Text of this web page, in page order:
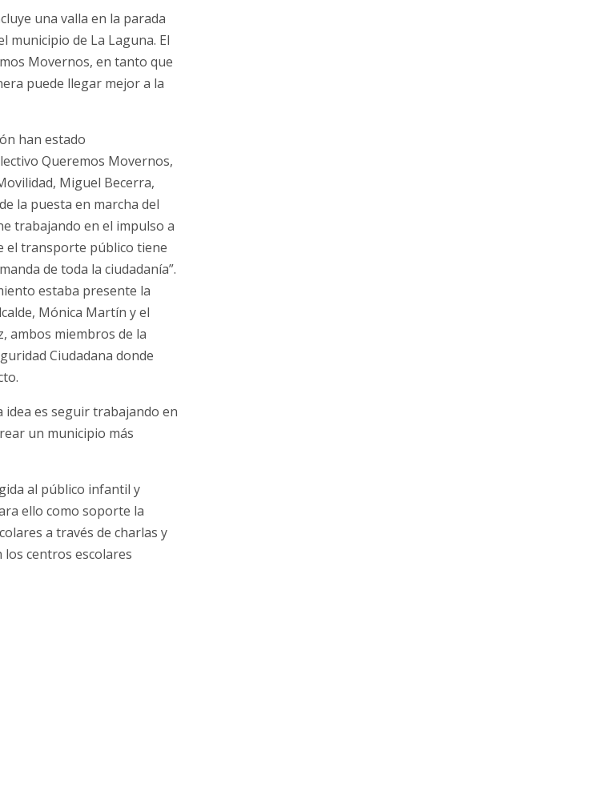
una valla en la parada
municipio de La Laguna. El
Movernos, en tanto que
puede llegar mejor a la
han estado
Queremos Movernos,
Miguel Becerra,
la puesta en marcha del
trabajando en el impulso a
el transporte público tiene
de toda la ciudadanía”.
estaba presente la
Mónica Martín y el
ambos miembros de la
Ciudadana donde
idea es seguir trabajando en
un municipio más
al público infantil y
ello como soporte la
a través de charlas y
los centros escolares